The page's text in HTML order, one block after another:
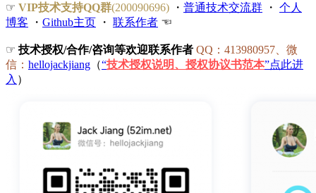
☞ VIP技术支持QQ群(200090696) ・ 普通技术交流群 ・ 个人
博客 ・ Github主页 ・ 联系作者 ☜
☞ 技术授权/合作/咨询等欢迎联系作者 QQ：413980957、微
信： hellojackjiang （“技术授权说明、授权协议书范本”点此进
入 ）